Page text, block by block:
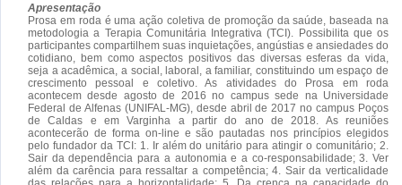
Apresentação
Prosa em roda é uma ação coletiva de promoção da saúde, baseada na
metodologia a Terapia Comunitária Integrativa (TCI). Possibilita que os
participantes compartilhem suas inquietações, angústias e ansiedades do
cotidiano, bem como aspectos positivos das diversas esferas da vida,
seja a acadêmica, a social, laboral, a familiar, constituindo um espaço de
crescimento pessoal e coletivo. As atividades do Prosa em roda
acontecem desde agosto de 2016 no campus sede na Universidade
Federal de Alfenas (UNIFAL-MG), desde abril de 2017 no campus Poços
de Caldas e em Varginha a partir do ano de 2018. As reuniões
acontecerão de forma on-line e são pautadas nos princípios elegidos
pelo fundador da TCI: 1. Ir além do unitário para atingir o comunitário; 2.
Sair da dependência para a autonomia e a co-responsabilidade; 3. Ver
além da carência para ressaltar a competência; 4. Sair da verticalidade